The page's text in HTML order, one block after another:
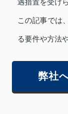
遇措置を受け
この記事では
る要件や方法
弊社